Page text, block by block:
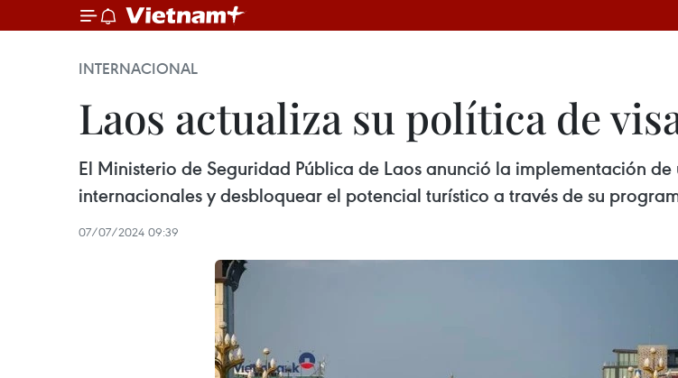
INTERNACIONAL
Laos actualiza su política de
El Ministerio de Seguridad Pública de Laos anunció la implementación
internacionales y desbloquear el potencial turístico a través de su
07/07/2024 09:39